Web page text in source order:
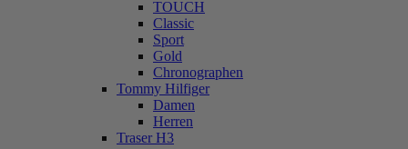
TOUCH
Classic
Sport
Gold
Chronographen
Tommy Hilfiger
Damen
Herren
Traser H3